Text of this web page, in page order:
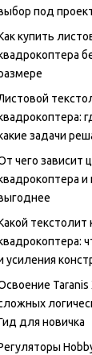
под
купить
задачи
чего зависит
и
текстолит
усиления
Taranis
для новичка